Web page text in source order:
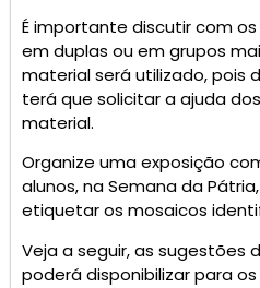
É importante discutir com
em duplas ou em grupos
material será utilizado, pois
terá que solicitar a ajuda
material.
Organize uma exposição
alunos, na Semana da
etiquetar os mosaicos
Veja a seguir, as sugestões
poderá disponibilizar para os